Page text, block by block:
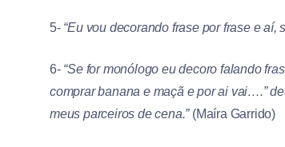
5- “Eu vou decorando frase por frase e aí,
6- “Se for monólogo eu decoro falando
comprar banana e maçã e por ai vai….”
meus parceiros de cena.”(Maíra Garrido)